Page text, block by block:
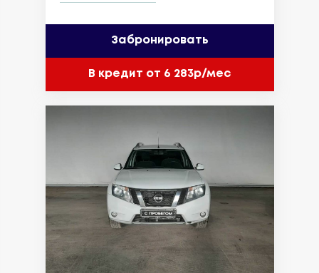
Забронировать
В кредит от 6 283р/мес